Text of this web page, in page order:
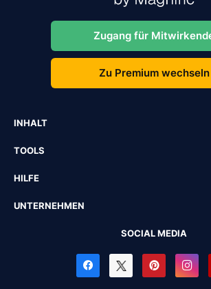
Zugang für
Zu Premium wechseln
INHALT
TOOLS
HILFE
UNTERNEHMEN
SOCIAL MEDIA